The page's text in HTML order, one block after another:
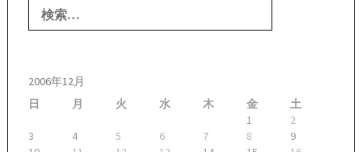
索:
2006年12月
日
月 火 水 木 金
土
1
2
3
4 5 6 7 8
9